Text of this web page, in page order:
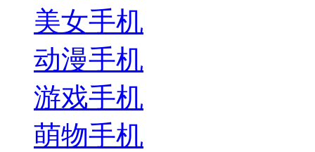
美女手机
动漫手机
游戏手机
萌物手机